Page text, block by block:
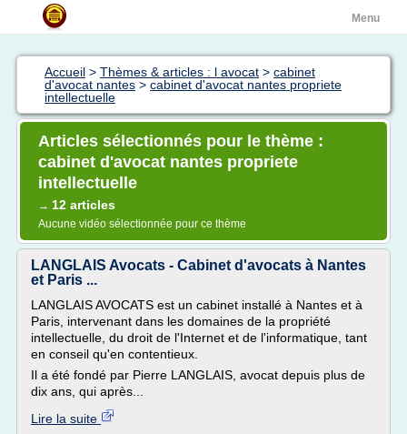
Menu
Accueil > Thèmes & articles : l avocat > cabinet
d'avocat nantes > cabinet d'avocat nantes propriete
intellectuelle
Articles sélectionnés pour le thème :
cabinet d'avocat nantes propriete
intellectuelle
→ 12 articles
Aucune vidéo sélectionnée pour ce thème
LANGLAIS Avocats - Cabinet d'avocats à Nantes
et Paris ...
LANGLAIS AVOCATS est un cabinet installé à Nantes et à
Paris, intervenant dans les domaines de la propriété
intellectuelle, du droit de l'Internet et de l'informatique, tant
en conseil qu'en contentieux.
Il a été fondé par Pierre LANGLAIS, avocat depuis plus de
dix ans, qui après...
Lire la suite